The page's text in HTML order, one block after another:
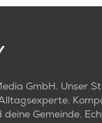
GmbH. Unser
Gemeinde.